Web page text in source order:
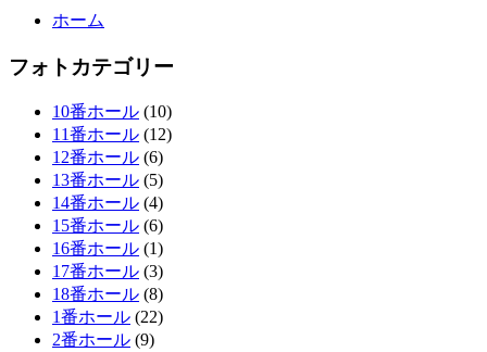
ホーム
フォトカテゴリー
10番ホール (10)
11番ホール (12)
12番ホール (6)
13番ホール (5)
14番ホール (4)
15番ホール (6)
16番ホール (1)
17番ホール (3)
18番ホール (8)
1番ホール (22)
2番ホール (9)